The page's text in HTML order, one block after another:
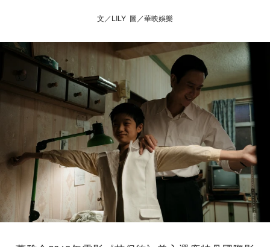
文／LILY 圖／華映娛樂